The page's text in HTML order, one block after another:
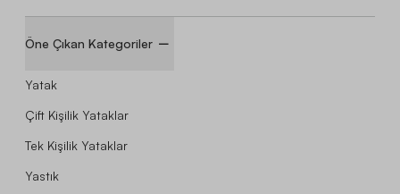
Öne Çıkan Kategoriler
Yatak
Çift Kişilik Yataklar
Tek Kişilik Yataklar
Yastık